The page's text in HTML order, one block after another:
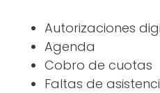
Autorizaciones
Agenda
Cobro de cuotas
Faltas de